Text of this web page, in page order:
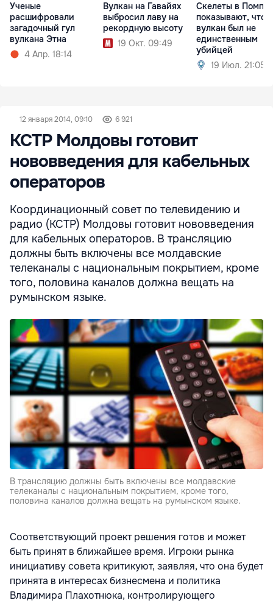
Ученые
расшифровали
загадочный гул
вулкана Этна
4 Апр. 18:14
Вулкан на Гавайях
выбросил лаву на
рекордную высоту
19 Окт. 09:49
Скелеты в
показывают, что
вулкан был не
единственным
убийцей
19 Июл. 21:05
12 января 2014, 09:10 6 921
КСТР Молдовы готовит
нововведения для кабельных
операторов
Координационный совет по телевидению и
радио (КСТР) Молдовы готовит нововведения
для кабельных операторов. В трансляцию
должны быть включены все молдавские
телеканалы с национальным покрытием, кроме
того, половина каналов должна вещать на
румынском языке.
В трансляцию должны быть включены все молдавские
телеканалы с национальным покрытием, кроме того,
половина каналов должна вещать на румынском языке.
Соответствующий проект решения готов и может
быть принят в ближайшее время. Игроки рынка
инициативу совета критикуют, заявляя, что она будет
принята в интересах бизнесмена и политика
Владимира Плахотнюка, контролирующего